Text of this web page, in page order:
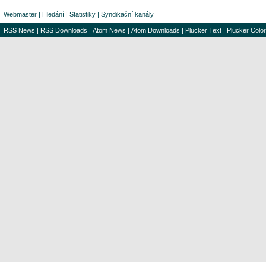
Webmaster | Hledání | Statistiky | Syndikační kanály
RSS News | RSS Downloads | Atom News | Atom Downloads | Plucker Text | Plucker Color